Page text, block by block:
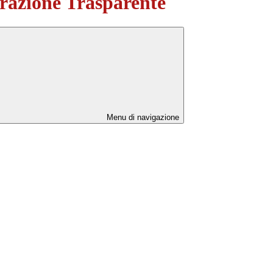
Menu di navigazione